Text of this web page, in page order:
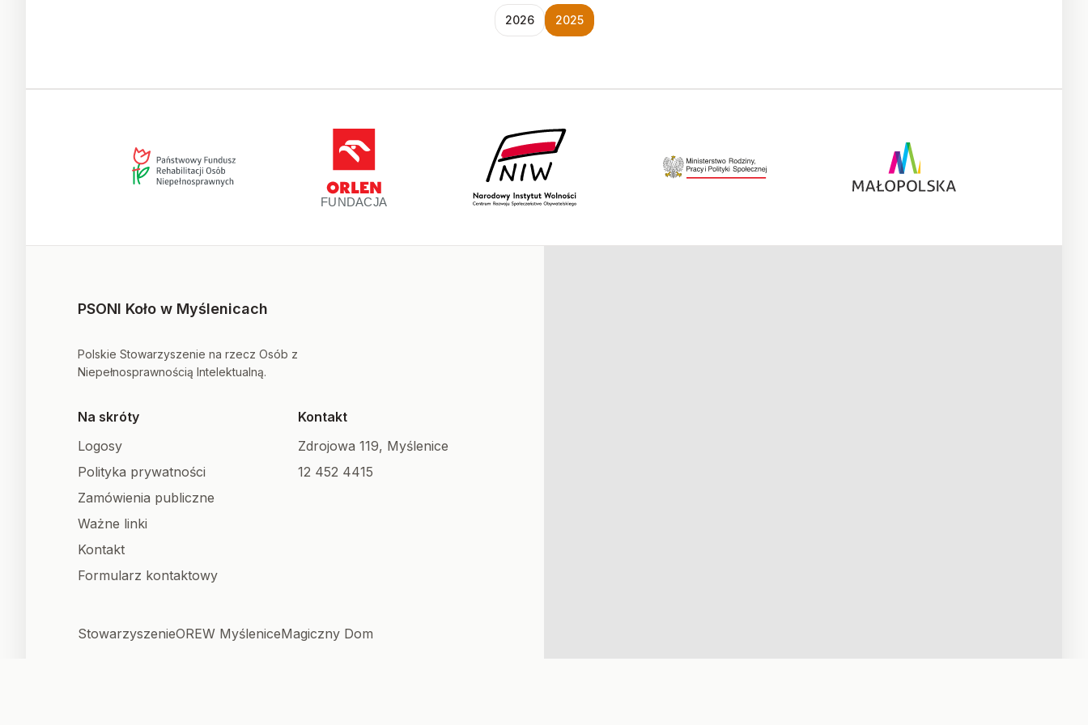
2026 2025
PSONI Koło w Myślenicach
Polskie Stowarzyszenie na rzecz Osób z
Niepełnosprawnością Intelektualną.
Na skróty
Logosy
Polityka prywatności
Zamówienia publiczne
Ważne linki
Kontakt
Formularz kontaktowy
Kontakt
Zdrojowa 119, Myślenice
12 452 4415
StowarzyszenieOREW MyśleniceMagiczny Dom